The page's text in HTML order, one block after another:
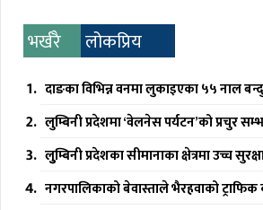
भर्खरै लोकप्रिय
दाङका विभिन्न वनमा लुकाइएका ५५ नाल
लुम्बिनी प्रदेशमा ‘वेलनेस पर्यटन’को प्रचुर
लुुम्बिनी प्रदेशका सीमानाका क्षेत्रमा उच्च
नगरपालिकाको बेवास्ताले भैरहवाको ट्राफिक